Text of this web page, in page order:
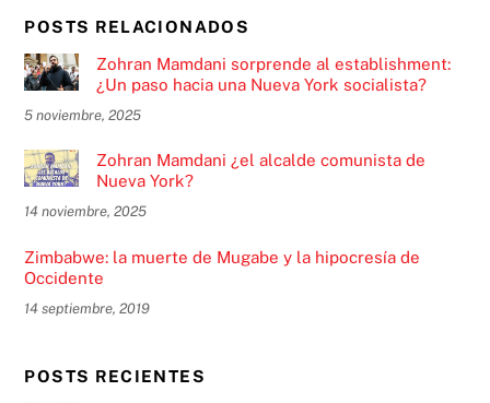
POSTS RELACIONADOS
Zohran Mamdani sorprende al establishment:
¿Un paso hacia una Nueva York socialista?
5 noviembre, 2025
Zohran Mamdani ¿el alcalde comunista de
Nueva York?
14 noviembre, 2025
Zimbabwe: la muerte de Mugabe y la hipocresía de
Occidente
14 septiembre, 2019
POSTS RECIENTES